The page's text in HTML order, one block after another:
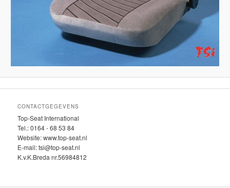
CONTACTGEGEVENS
Top-Seat International
Tel.: 0164 - 68 53 84
Website: www.top-seat.nl
E-mail: tsi@top-seat.nl
K.v.K.Breda nr.56984812